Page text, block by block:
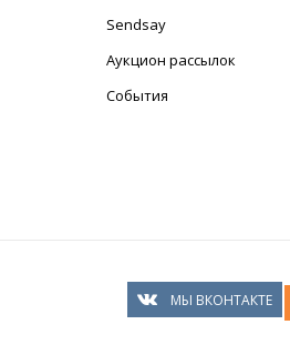
Sendsay
Аукцион рассылок
События
МЫ ВКОНТАКТЕ